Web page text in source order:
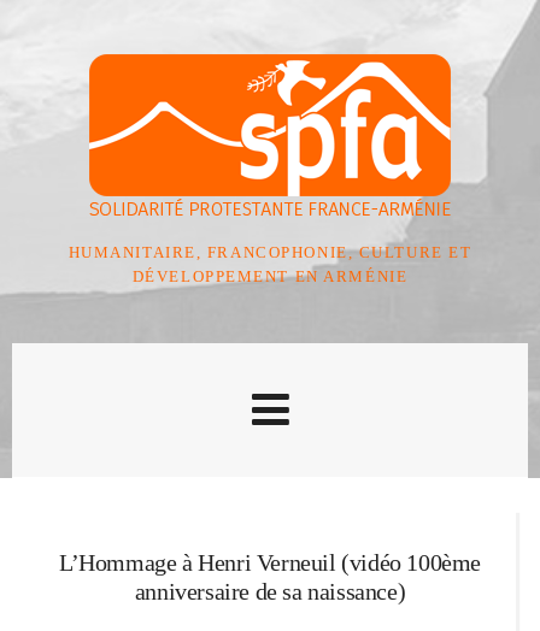
HUMANITAIRE, FRANCOPHONIE, CULTURE ET
DÉVELOPPEMENT EN ARMÉNIE
L’Hommage à Henri Verneuil (vidéo 100ème
anniversaire de sa naissance)